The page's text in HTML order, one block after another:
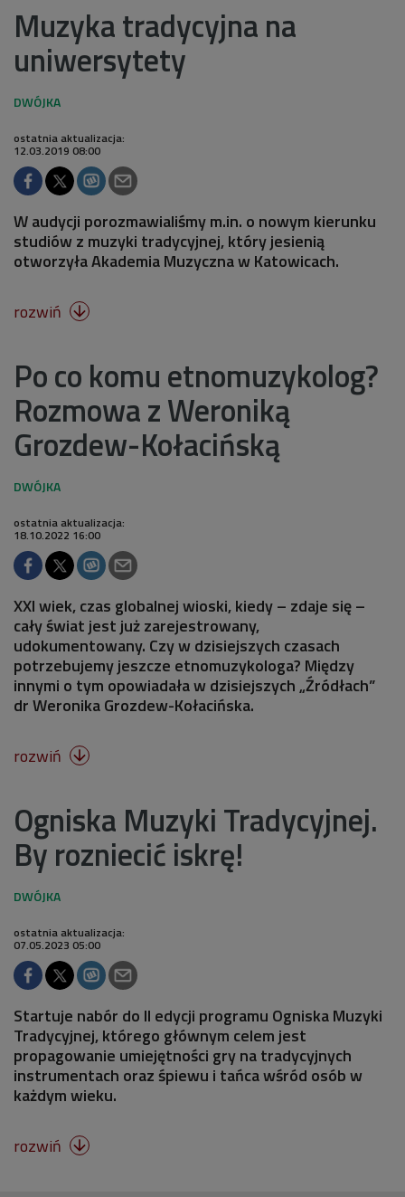
Muzyka tradycyjna na
uniwersytety
ostatnia aktualizacja:
12.03.2019 08:00
W audycji porozmawialiśmy m.in. o nowym kierunku
studiów z muzyki tradycyjnej, który jesienią
otworzyła Akademia Muzyczna w Katowicach.
rozwiń 
Po co komu etnomuzykolog?
Rozmowa z Weroniką
Grozdew-Kołacińską
ostatnia aktualizacja:
18.10.2022 16:00
XXI wiek, czas globalnej wioski, kiedy – zdaje się –
cały świat jest już zarejestrowany,
udokumentowany. Czy w dzisiejszych czasach
potrzebujemy jeszcze etnomuzykologa? Między
innymi o tym opowiadała w dzisiejszych „Źródłach”
dr Weronika Grozdew-Kołacińska.
rozwiń 
Ogniska Muzyki Tradycyjnej.
By rozniecić iskrę!
ostatnia aktualizacja:
07.05.2023 05:00
Startuje nabór do II edycji programu Ogniska Muzyki
Tradycyjnej, którego głównym celem jest
propagowanie umiejętności gry na tradycyjnych
instrumentach oraz śpiewu i tańca wśród osób w
każdym wieku.
rozwiń 